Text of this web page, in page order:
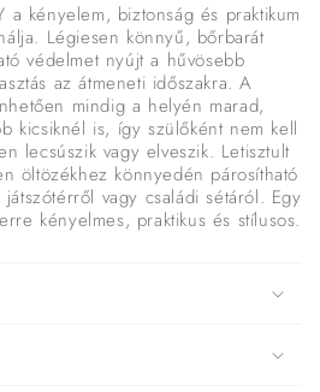
a kényelem, biztonság és praktikum
Légiesen könnyű, bőrbarát
védelmet nyújt a hűvösebb
az átmeneti időszakra. A
mindig a helyén marad,
kicsiknél is, így szülőként nem kell
lecsúszik vagy elveszik. Letisztult
öltözékhez könnyedén párosítható
vagy családi sétáról. Egy
kényelmes, praktikus és stílusos.